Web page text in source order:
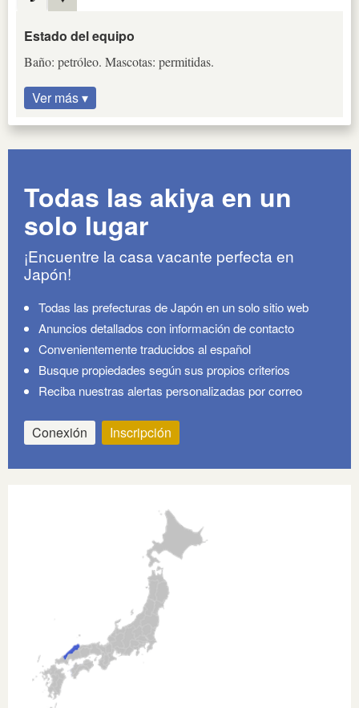
Estado del equipo
Baño: petróleo. Mascotas: permitidas.
Ver más ▾
Todas las akiya en un
solo lugar
¡Encuentre la casa vacante perfecta en
Japón!
Todas las prefecturas de Japón en un solo sitio web
Anuncios detallados con información de contacto
Convenientemente traducidos al español
Busque propiedades según sus propios criterios
Reciba nuestras alertas personalizadas por correo
Conexión Inscripción